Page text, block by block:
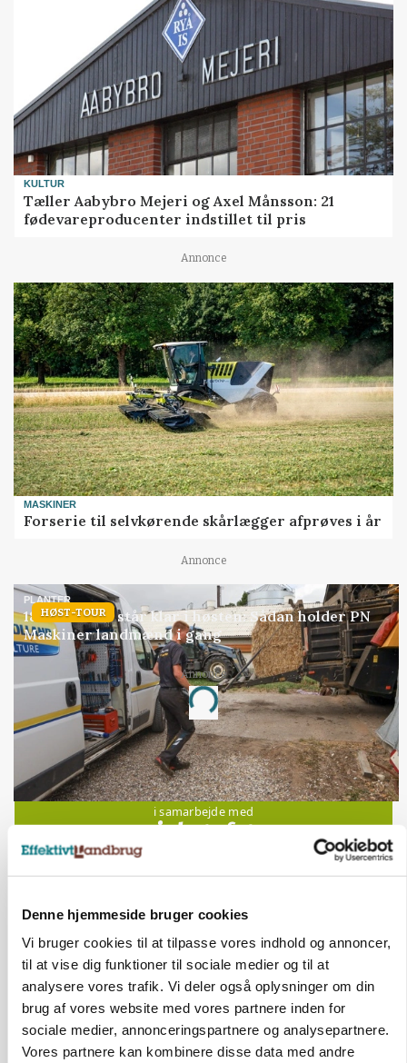
Denne hjemmeside bruger cookies
Vi bruger cookies til at tilpasse vores indhold og annoncer,
til at vise dig funktioner til sociale medier og til at
analysere vores trafik. Vi deler også oplysninger om din
brug af vores website med vores partnere inden for
sociale medier, annonceringspartnere og analysepartnere.
Vores partnere kan kombinere disse data med andre
KULTUR
Tæller Aabybro Mejeri og Axel Månsson: 21
fødevareproducenter indstillet til pris
Annonce
MASKINER
Forserie til selvkørende skårlægger afprøves i år
Annonce
HØST-TOUR
PLANTER
18 montører står klar i høsten: Sådan holder PN
Maskiner landmænd i gang
Annonce
Loading...
Jobs
i samarbejde med
Opret agent
Se alle jobs
Elevplads tilbydes ved Ringkøbing /
Trainee placement Ringkøbing
Grise
6950, Ringkøbing 06. aug.